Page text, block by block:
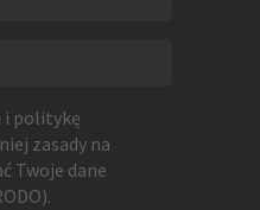
i politykę
zasady na
Twoje dane